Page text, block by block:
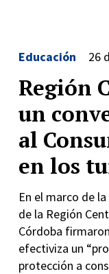
Región
un
al
en los
En el marco de
de la Región
Córdoba
efectiviza un
protección a
Educación 26